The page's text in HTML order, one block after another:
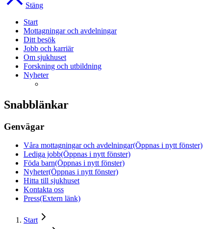
Stäng
Start
Mottagningar och avdelningar
Ditt besök
Jobb och karriär
Om sjukhuset
Forskning och utbildning
Nyheter
Snabblänkar
Genvägar
Våra mottagningar och avdelningar(Öppnas i nytt fönster)
Lediga jobb(Öppnas i nytt fönster)
Föda barn(Öppnas i nytt fönster)
Nyheter(Öppnas i nytt fönster)
Hitta till sjukhuset
Kontakta oss
Press(Extern länk)
Start